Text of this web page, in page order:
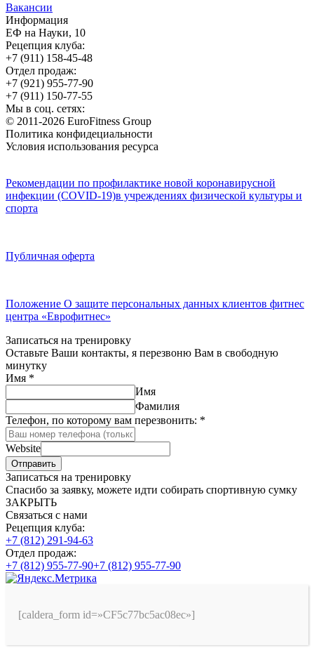
Вакансии
Информация
ЕФ на Науки, 10
Рецепция клуба:
+7 (911) 158-45-48
Отдел продаж:
+7 (921) 955-77-90
+7 (911) 150-77-55
Мы в соц. сетях:
© 2011-2026 EuroFitness Group
Политика конфидециальности
Условия использования ресурса
Рекомендации по профилактике новой коронавирусной
инфекции (COVID-19)в учреждениях физической культуры и
спорта
Публичная оферта
Положение О защите персональных данных клиентов фитнес
центра «Еврофитнес»
Записаться на тренировку
Оставьте Ваши контакты, я перезвоню Вам в свободную
минутку
Имя *
Имя
Фамилия
Телефон, по которому вам перезвонить: *
Website
Отправить
Записаться на тренировку
Спасибо за заявку, можете идти собирать спортивную сумку
ЗАКРЫТЬ
Связаться с нами
Рецепция клуба:
+7 (812) 291-94-63
Отдел продаж:
+7 (812) 955-77-90+7 (812) 955-77-90
[caldera_form id=»CF5c77bc5ac08ec»]